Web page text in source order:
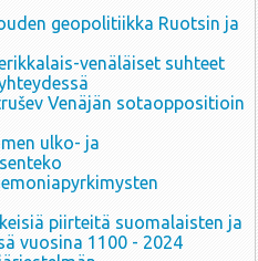
geopolitiikka Ruotsin ja
venäläiset suhteet
Venäjän sotaoppositioin
ulko- ja
piirteitä suomalaisten ja
vuosina 1100 - 2024